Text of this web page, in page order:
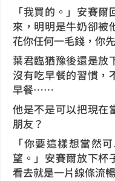
「我買的。」安賽
來，明明是牛奶卻被
花你任何一毛錢，你
葉君臨猶豫後還是放
沒有吃早餐的習慣，
早餐……
他是不是可以把現在
朋友？
「你要這樣想當然
望。」安賽爾放下杯
看去就是一片線條流